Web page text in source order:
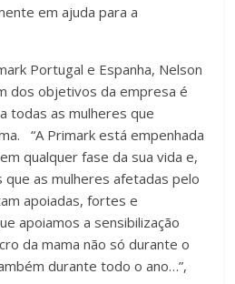
em ajuda para a
Portugal e Espanha, Nelson
dos objetivos da empresa é
todas as mulheres que
“A Primark está empenhada
qualquer fase da sua vida e,
as mulheres afetadas pelo
apoiadas, fortes e
apoiamos a sensibilização
da mama não só durante o
durante todo o ano…”,